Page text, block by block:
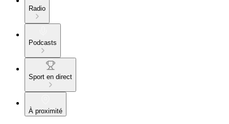
Radio
Podcasts
Sport en direct
À proximité